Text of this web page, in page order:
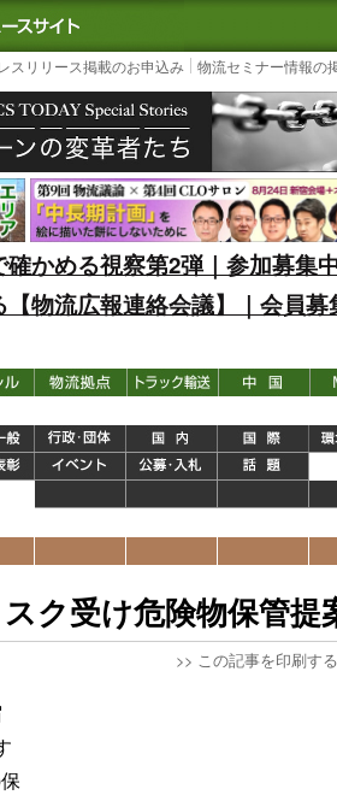
｜国内最大の物流ニュースサイト
3PL, SCMなど
スリリース掲載のお申込み 物流セミナー情報の
かめる視察第2弾｜参加募集
物流広報連絡会議】｜会員募
ク受け危険物保管提
>> この記事を印刷する